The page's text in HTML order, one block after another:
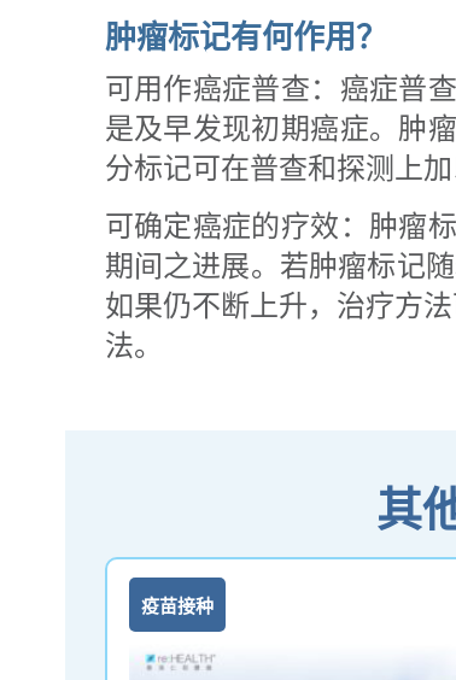
肿瘤标记有何作用？
可用作癌症普查：癌症普
是及早发现初期癌症。肿
分标记可在普查和探测上加
可确定癌症的疗效：肿瘤
期间之进展。若肿瘤标记
如果仍不断上升，治疗方
法。
其
疫苗接种